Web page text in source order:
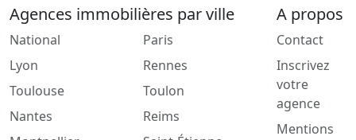
Agences immobilières par ville
National
Lyon
Toulouse
Nantes
Paris
Rennes
Toulon
Reims
A propos
Contact
Inscrivez
votre
agence
Mentions